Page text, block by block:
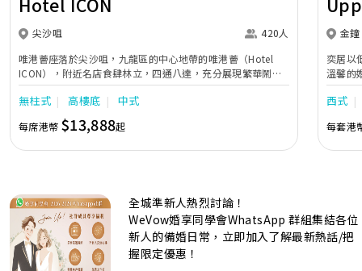
Hotel ICON
尖沙咀
420人
唯港薈座落於尖沙咀，九龍區的中心地帶的唯港薈（Hotel
ICON），附近名店食肆林立，四通八達，充分展現繁華鬧巿
中的活力個性，成為一眾準新人舉辦婚宴的熱門之選。專業團
隊由策劃統籌至所有婚宴每個細節，唯港薈都力臻完美，保證
讓您留下獨特的醉人回憶。 擁有時尚高樓頂的Silverbox宴會
廳，配置了全套先進的視聽影音及燈光設備配套，並採用極富
現代時尚感的水晶玻璃燈，演繹出與別不同的經典神韻。不論
準新人的個性及預算﹔保證為您打造夢寐以求的特別日子，令
賓客永誌難忘！
無柱式 高樓底 中式
每席港幣 $13,888起
金鐘
奕居以
溫馨的
團隊會
西式
每套港
全城準新人熱烈討論！
WeVow婚享同學會WhatsApp 群組集結各位
新人的備婚日常，立即加入了解最新熱話/把
握限定優惠！